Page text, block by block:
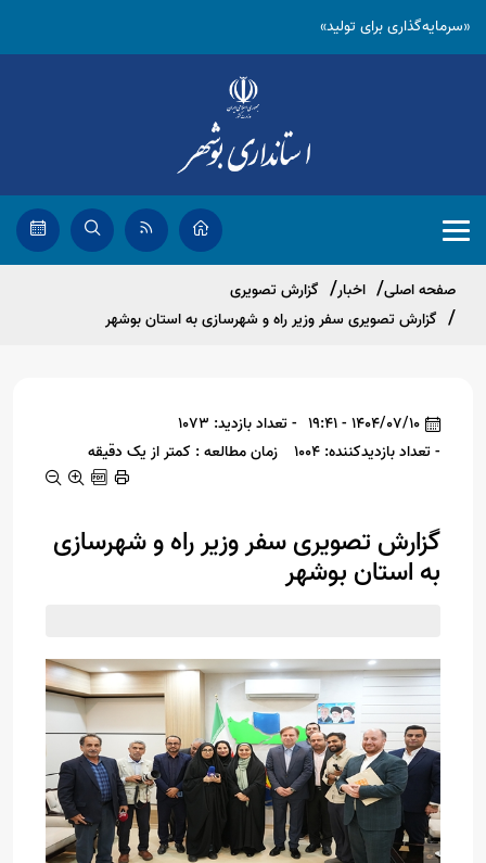
«سرمایه‌گذاری برای تولید»
صفحه اصلی اخبار
گزارش تصویری
گزارش تصویری سفر وزیر راه و شهرسازی به استان بوشهر
1404/07/10 - 19:41
- تعداد بازدید: 1073
- تعداد بازدیدکننده: 1004
زمان مطالعه : کمتر از یک دقیقه
گزارش تصویری سفر وزیر راه و شهرسازی
به استان بوشهر